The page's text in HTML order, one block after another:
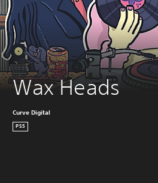
Wax Heads
Curve Digital
PS5